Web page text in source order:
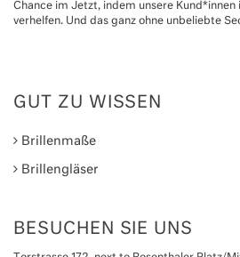
Chance im Jetzt, indem unsere Kund*innen
verhelfen. Und das ganz ohne unbeliebte
GUT ZU WISSEN
Brillenmaße
Brillengläser
BESUCHEN SIE UNS